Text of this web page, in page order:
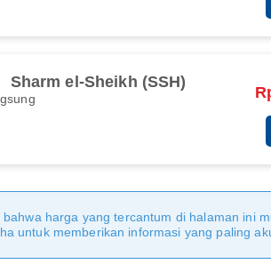
Sharm el-Sheikh (SSH)
bahwa harga yang tercantum di halaman ini
untuk memberikan informasi yang paling